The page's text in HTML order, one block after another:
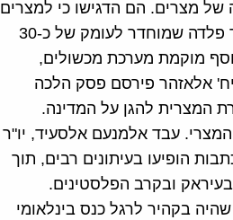
של מצרים. הם הדגישו כי למצרים
זכות מלאה לעשות את כל הדרוש לביטחונה. עד כמה שידוע, מדובר בקיר פלדה שמוחדר לעומק של כ-30
מוקמת מערכת מכשולים,
אלאזהר פירסם פסק הלכה
המצרית להגן על המדינה.
עבד אלמנעם אלסעיד, יו"ר
הופיעו בעיתונים רבים, תוך
ובקרב הפלסטינים.
בקהיר לרגל כנס בינלאומי